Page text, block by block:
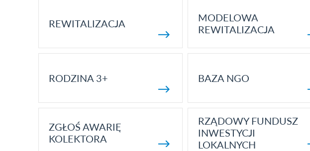
REWITALIZACJA
MODELOWA
REWITALIZACJA
RODZINA 3+ BAZA NGO
ZGŁOŚ AWARIĘ
KOLEKTORA
RZĄDOWY FUNDUSZ
INWESTYCJI
LOKALNYCH